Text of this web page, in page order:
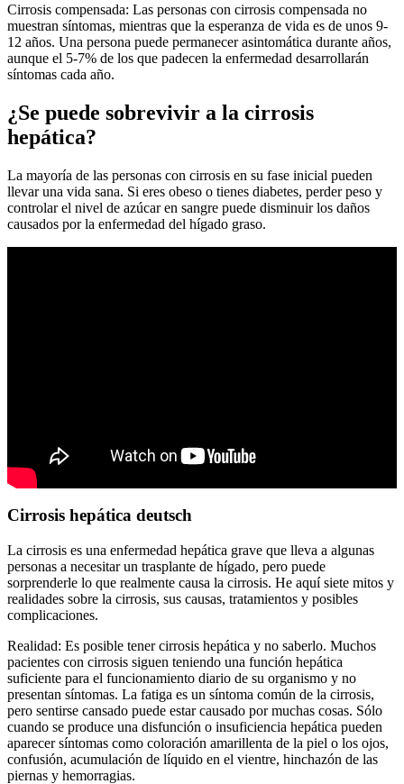
Cirrosis compensada: Las personas con cirrosis compensada no
muestran síntomas, mientras que la esperanza de vida es de unos 9-
12 años. Una persona puede permanecer asintomática durante años,
aunque el 5-7% de los que padecen la enfermedad desarrollarán
síntomas cada año.
¿Se puede sobrevivir a la cirrosis
hepática?
La mayoría de las personas con cirrosis en su fase inicial pueden
llevar una vida sana. Si eres obeso o tienes diabetes, perder peso y
controlar el nivel de azúcar en sangre puede disminuir los daños
causados por la enfermedad del hígado graso.
Cirrosis hepática deutsch
La cirrosis es una enfermedad hepática grave que lleva a algunas
personas a necesitar un trasplante de hígado, pero puede
sorprenderle lo que realmente causa la cirrosis. He aquí siete mitos y
realidades sobre la cirrosis, sus causas, tratamientos y posibles
complicaciones.
Realidad: Es posible tener cirrosis hepática y no saberlo. Muchos
pacientes con cirrosis siguen teniendo una función hepática
suficiente para el funcionamiento diario de su organismo y no
presentan síntomas. La fatiga es un síntoma común de la cirrosis,
pero sentirse cansado puede estar causado por muchas cosas. Sólo
cuando se produce una disfunción o insuficiencia hepática pueden
aparecer síntomas como coloración amarillenta de la piel o los ojos,
confusión, acumulación de líquido en el vientre, hinchazón de las
piernas y hemorragias.